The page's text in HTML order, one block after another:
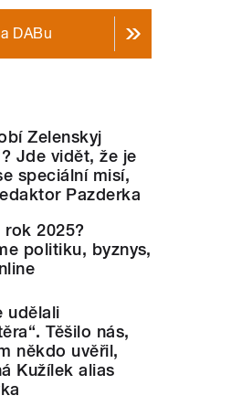
DABu
Zelenskyj
Jde vidět, že je
speciální misí,
Pazderka
2025?
politiku, byznys,
udělali
Těšilo nás,
někdo uvěřil,
Kužílek alias